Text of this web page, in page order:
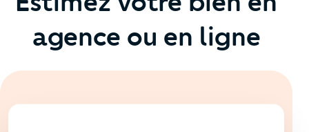
agence ou en ligne